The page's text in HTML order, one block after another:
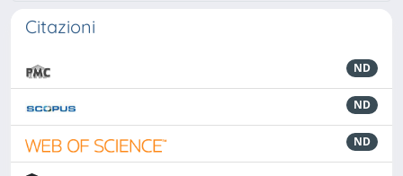
Citazioni
ND
ND
ND